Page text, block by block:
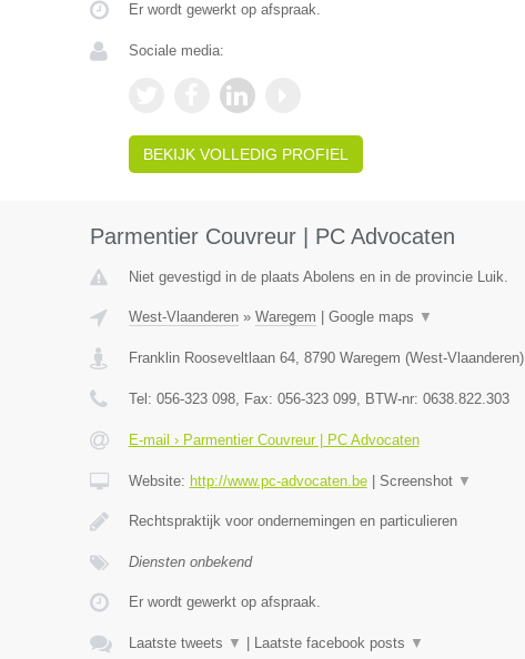
Er wordt gewerkt op afspraak.
Sociale media:
BEKIJK VOLLEDIG PROFIEL
Parmentier Couvreur | PC Advocaten
Niet gevestigd in de plaats Abolens en in de provincie Luik.
West-Vlaanderen» Waregem Google maps ▼
Franklin Rooseveltlaan 64, 8790 Waregem (West-Vlaanderen)
Tel: 056-323 098, Fax: 056-323 099, BTW-nr: 0638.822.303
E-mail › Parmentier Couvreur | PC Advocaten
Website: http://www.pc-advocaten.be| Screenshot ▼
Rechtspraktijk voor ondernemingen en particulieren
Diensten onbekend
Er wordt gewerkt op afspraak.
Laatste tweets ▼ Laatste facebook posts ▼